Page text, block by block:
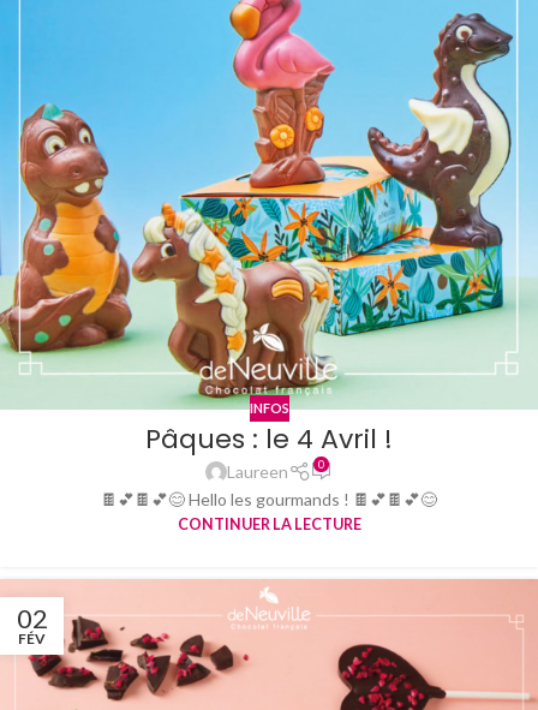
INFOS
Pâques : le 4 Avril !
Laureen 0
🍫💕🍫💕😊 Hello les gourmands ! 🍫💕🍫💕😊
CONTINUER LA LECTURE
02
FÉV